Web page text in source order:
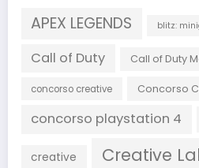
APEX LEGENDS blitz:
Call of Duty Call of Duty
concorso creative Concorso
concorso playstation 4
creative Creative